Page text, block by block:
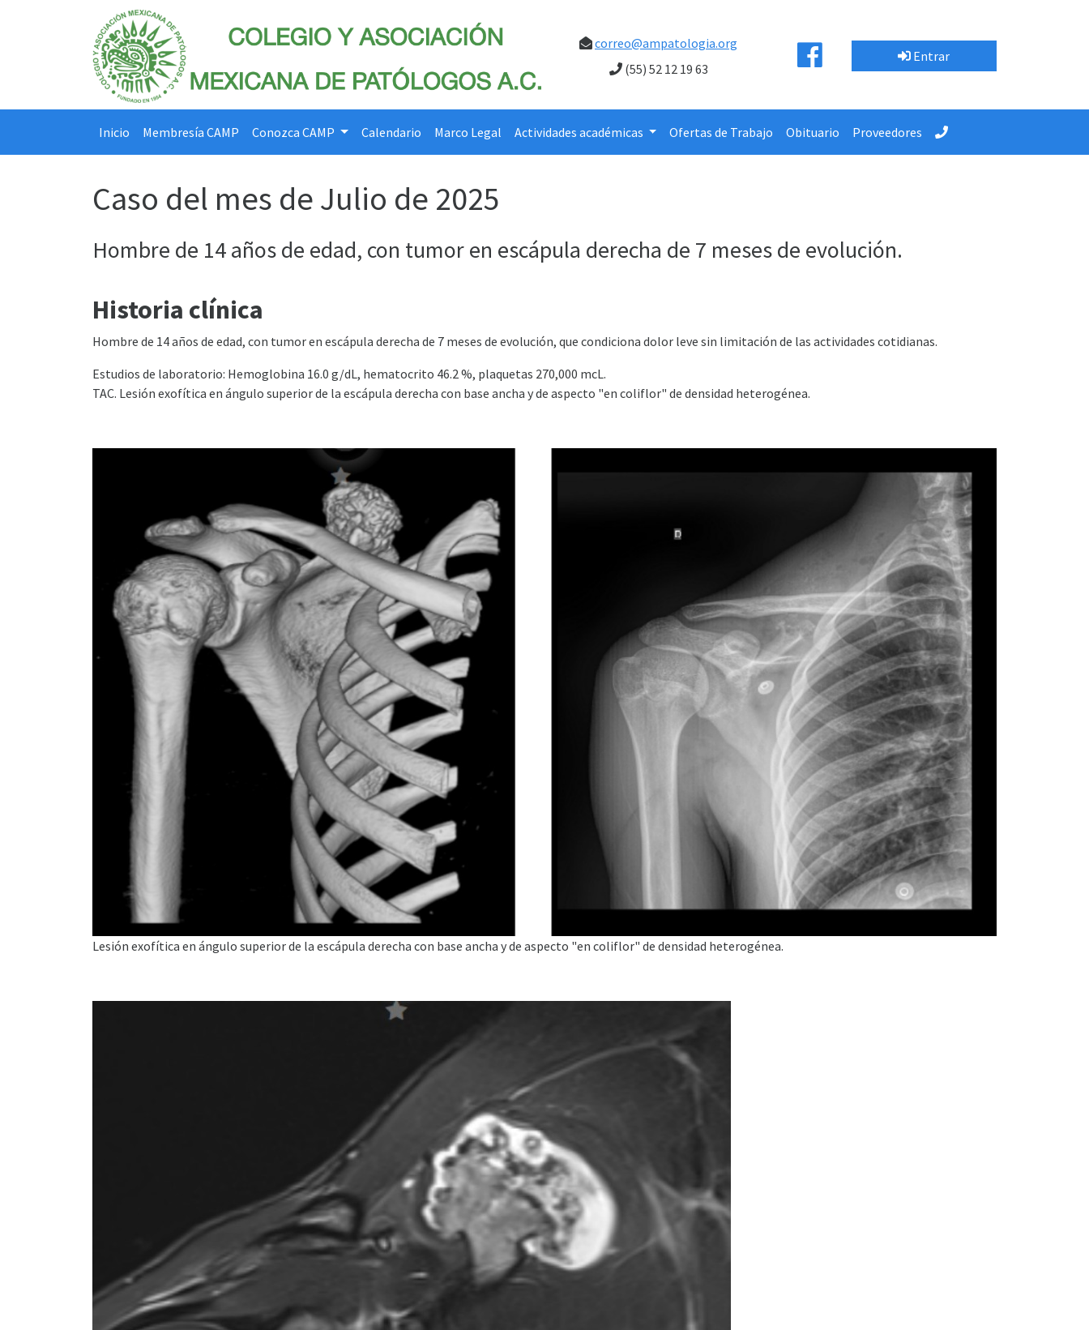
correo@ampatologia.org
(55) 52 12 19 63
Entrar
Inicio Membresía CAMP Conozca CAMP Calendario Marco Legal Actividades académicas Ofertas de Trabajo Obituario Proveedores
Caso del mes de Julio de 2025
Hombre de 14 años de edad, con tumor en escápula derecha de 7 meses de evolución.
Historia clínica
Hombre de 14 años de edad, con tumor en escápula derecha de 7 meses de evolución, que condiciona dolor leve sin limitación de las actividades cotidianas.
Estudios de laboratorio: Hemoglobina 16.0 g/dL, hematocrito 46.2 %, plaquetas 270,000 mcL.
TAC. Lesión exofítica en ángulo superior de la escápula derecha con base ancha y de aspecto "en coliflor" de densidad heterogénea.
Lesión exofítica en ángulo superior de la escápula derecha con base ancha y de aspecto "en coliflor" de densidad heterogénea.